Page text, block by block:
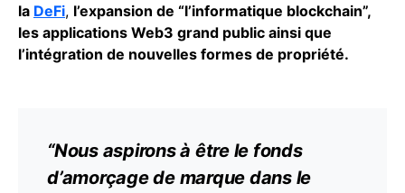
la DeFi, l’expansion de “l’informatique blockchain”,
les applications Web3 grand public ainsi que
l’intégration de nouvelles formes de propriété.
“Nous aspirons à être le fonds
d’amorçage de marque dans le